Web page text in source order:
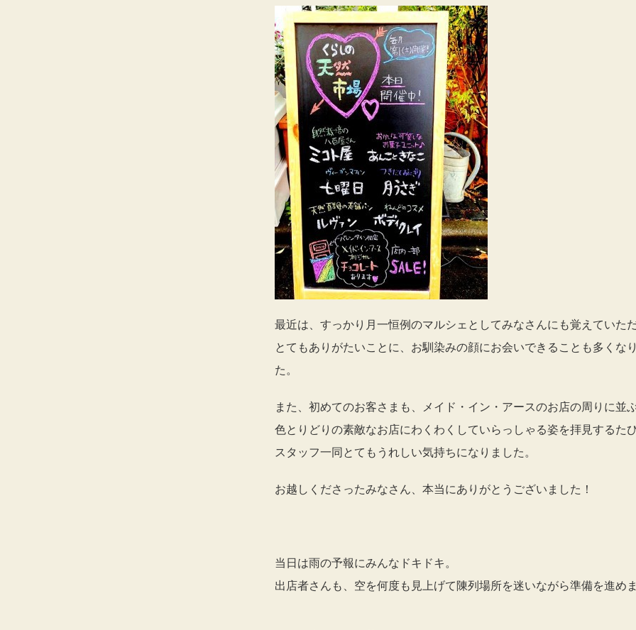
最近は、すっかり月一恒例のマルシェとしてみなさんにも覚えていただ
とてもありがたいことに、お馴染みの顔にお会いできることも多くな
た。
また、初めてのお客さまも、メイド・イン・アースのお店の周りに並ぶ
色とりどりの素敵なお店にわくわくしていらっしゃる姿を拝見するたび
スタッフ一同とてもうれしい気持ちになりました。
お越しくださったみなさん、本当にありがとうございました！
当日は雨の予報にみんなドキドキ。
出店者さんも、空を何度も見上げて陳列場所を迷いながら準備を進めま